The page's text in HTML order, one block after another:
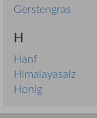
Gerstengras
H
Hanf
Himalayasalz
Honig